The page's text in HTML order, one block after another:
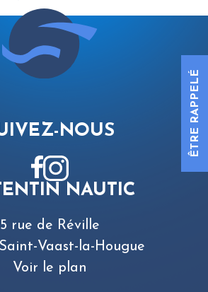
ÊTRE RAPPELÉ
NOUS
NAUTIC
5 rue de Réville
Vaast-la-Hougue
Voir le plan